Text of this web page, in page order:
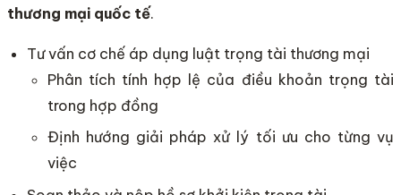
thương mại quốc tế.
Tư vấn cơ chế áp dụng luật trọng tài thương mại
Phân tích tính hợp lệ của điều khoản trọng tài
trong hợp đồng
Định hướng giải pháp xử lý tối ưu cho từng vụ
việc